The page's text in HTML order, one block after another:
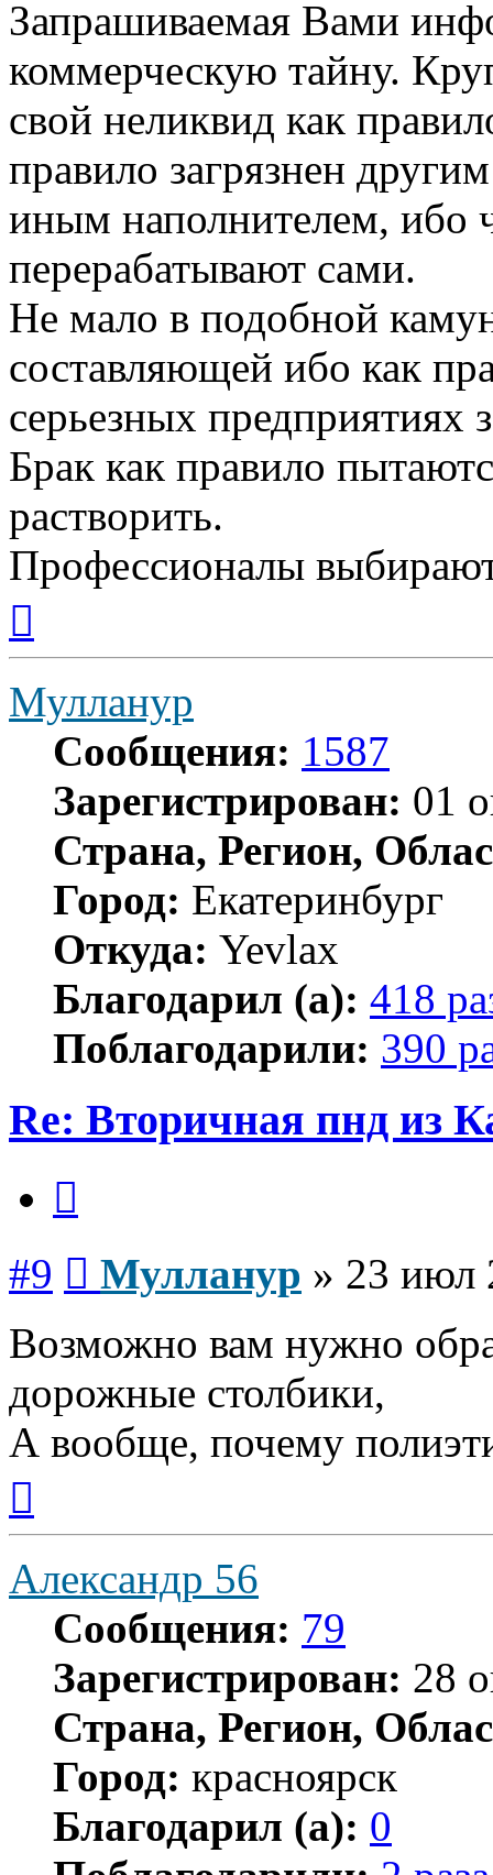
Запрашиваемая Вами
коммерческую тайну.
свой неликвид как
правило загрязнен
иным наполнителем, ибо
перерабатывают сами.
Не мало в подобной
составляющей ибо как
серьезных предприятиях
Брак как правило
растворить.
Профессионалы
началу
Мулланур
Сообщения: 1587
Зарегистрирован: 01
Страна, Регион,
Город: Екатеринбург
Откуда: Yevlax
Благодарил (а): 418
Поблагодарили: 390
Re: Вторичная пнд из
#9 Мулланур » 23 июл
Возможно вам нужно
дорожные столбики,
А вообще, почему
началу
Александр 56
Сообщения: 79
Зарегистрирован: 28
Страна, Регион,
Город: красноярск
Благодарил (а): 0